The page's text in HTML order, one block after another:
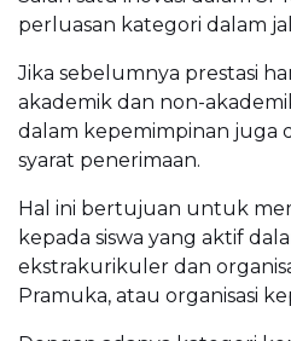
perluasan kategori dalam
Jika sebelumnya prestasi
akademik dan non-
dalam kepemimpinan juga
syarat penerimaan.
Hal ini bertujuan untuk
kepada siswa yang aktif
ekstrakurikuler dan
Pramuka, atau organisasi